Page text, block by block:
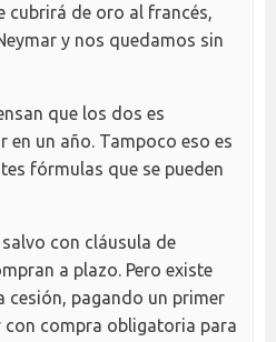
cubrirá de oro al francés,
y nos quedamos sin
que los dos es
en un año. Tampoco eso es
fórmulas que se pueden
con cláusula de
a plazo. Pero existe
cesión, pagando un primer
con compra obligatoria para